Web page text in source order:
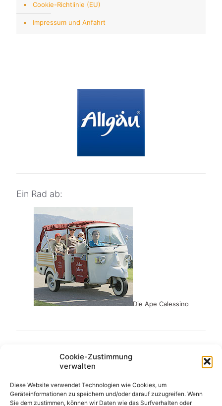
Cookie-Zustimmung
verwalten
Diese Website verwendet Technologien wie Cookies, um
Geräteinformationen zu speichern und/oder darauf zuzugreifen. Wenn
Sie dem zustimmen, können wir Daten wie das Surfverhalten oder
Cookie-Richtlinie (EU)
Impressum und Anfahrt
Ein Rad ab:
Die Ape Calessino